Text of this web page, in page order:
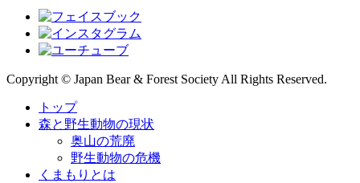
Copyright © Japan Bear & Forest Society All Rights Reserved.
トップ
森と野生動物の現状
奥山の荒廃
野生動物の危機
くまもりとは